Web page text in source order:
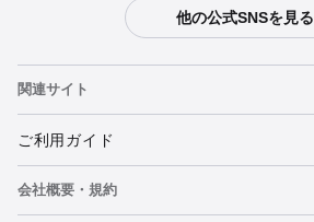
他の公式SNSを見る
関連サイト
ねんどろいど
ねんどろいどフェイスメーカー
ご利用ガイド
重要なお知らせ
会社概要・規約